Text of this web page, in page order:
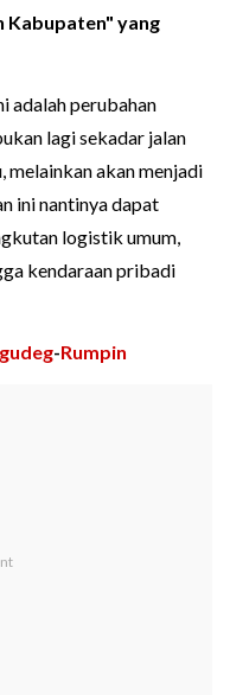
Kabupaten" yang
adalah perubahan
lagi sekadar jalan
melainkan akan menjadi
ini nantinya dapat
logistik umum,
kendaraan pribadi
-Rumpin